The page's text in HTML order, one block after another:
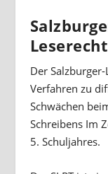
Der
Verfahren zu
Schwächen
Schreibens Im
5. Schuljahres.